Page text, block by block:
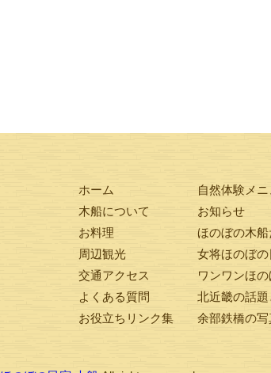
ホーム
木船について
お料理
周辺観光
交通アクセス
よくある質問
お役立ちリンク集
自然体験メニ
お知らせ
ほのぼの木船
女将ほのぼ
ワンワンほ
北近畿の話
余部鉄橋の